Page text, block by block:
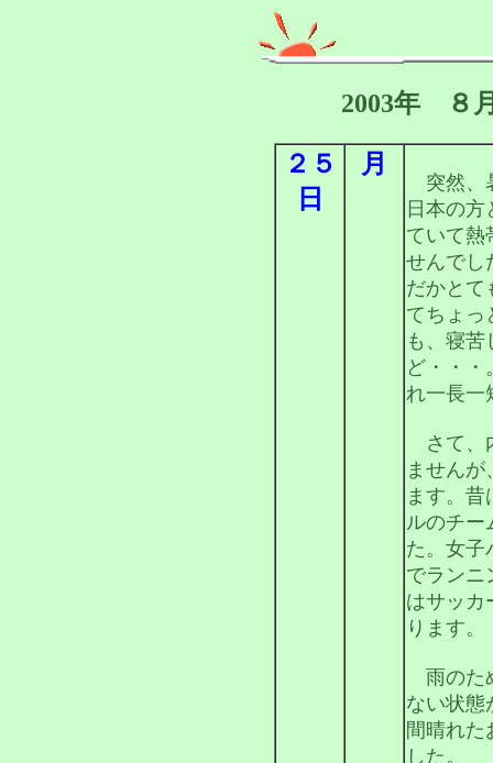
2003年 ８
２５
日
月
突然、
日本の
ていて熱
せんでし
だかとて
てちょっ
も、寝
ど・・
れ一長一
さて、
ません
ます。
ルのチー
た。女子
でランニ
はサッカ
ります。
雨のた
ない状態
間晴れた
した。